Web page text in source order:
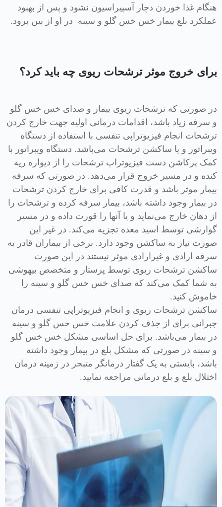
هنگام غذا خوردن دچار آسپیراسیون نشود و پس از بهبود
عملکرد بلع بیمار خس خس گلو و سینه در او از بین برود.
برای خروج موثر ترشحات ریوی چه باید کرد؟
در صورتی که ترشحات ریوی بیمار و صدای خس خس گلو
و سرفه زیاد باشد، اقدامات درمانی اولیه جهت خارج کردن
ترشحات انجام فیزیوتراپی تنفسی با استفاده از دستگاه
ویبراتور و یا ساکشن ترشحات می‌باشد. دستگاه ویبراتور با
کمک پرکاشن دست فیزیوتراپ ترشحات را از دیواره ریه
کنده و در مسیر خروج قرار می‌دهد. در صورتی که سرفه
بیمار موثر باشد و قدرت کافی برای خارج کردن ترشحات
در بیمار وجود داشته باشد، بیمار سرفه کرده و ترشحات را
از دهان خارج می‌نماید و یا آنها را قورت داده و در مسیر
گوارشی توسط اسید معده تجزیه می‌کند. در غیر این
صورت نیاز به ساکشن وجود دارد. برخی از بیماران قادر به
سرفه ارادی و غیرارادی موثر نیستند در این صورت
ساکشن ترشحات ریوی توسط پرستار و متخصص بیهوشی
به شما کمک می‌کند که صدای خس خس گلو و سینه را
خاموش کنید.
ساکشن ترشحات ریوی و انجام فیزیوتراپی تنفسی درمان
جبرانی برای از جذف کردن علامت خس خس گلو و سینه
در بیمار می‌باشد. برای حل اساسی مشکل خس خس گلو
و سینه در صورتی که مشکل بلع در بیمار وجود داشته
باشد، بایستی به یک گفتار درمانگر متبحر در زمینه درمان
اختلال بلع و بلع درمانی مراجعه نمایید.